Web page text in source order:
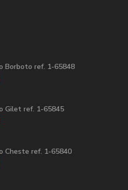
Borboto ref. 1-65848
Gilet ref. 1-65845
Cheste ref. 1-65840